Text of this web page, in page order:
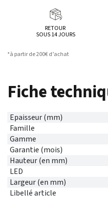
RETOUR
SOUS 14 JOURS
*à partir de 200€ d’achat
Fiche
Epaisseur (mm)
Famille
Gamme
Garantie (mois)
Hauteur (en mm)
LED
Largeur (en mm)
Libellé article